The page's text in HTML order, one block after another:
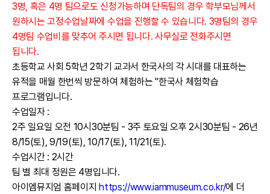
3명, 혹은 4명 팀으로도 신청가능하며 단독팀의 경우 학부모님께서
원하시는 고정수업날짜에 수업을 진행할 수 있습니다. 3명팀의 경우
4명팀 수업비를 맞추어 주시면 됩니다. 사무실로 전화주시면
됩니다.
초등학교 사회 5학년 2학기 교과서 한국사의 각 시대를 대표하는
유적을 매월 한번씩 방문하여 체험하는 "한국사 체험학습
프로그램입니다.
수업일자 :
2주 일요일 오전 10시30분팀 - 3주 토요일 오후 2시30분팀 - 26년
8/15(토), 9/19(토), 10/17(토), 11/21(토).
수업시간 : 2시간
팀 별 최대 정원은 4명입니다.
아이엠뮤지엄 홈페이지 https://www.iammuseum.co.kr/에 더